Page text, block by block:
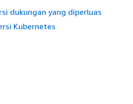
dukungan yang diperluas
Kubernetes